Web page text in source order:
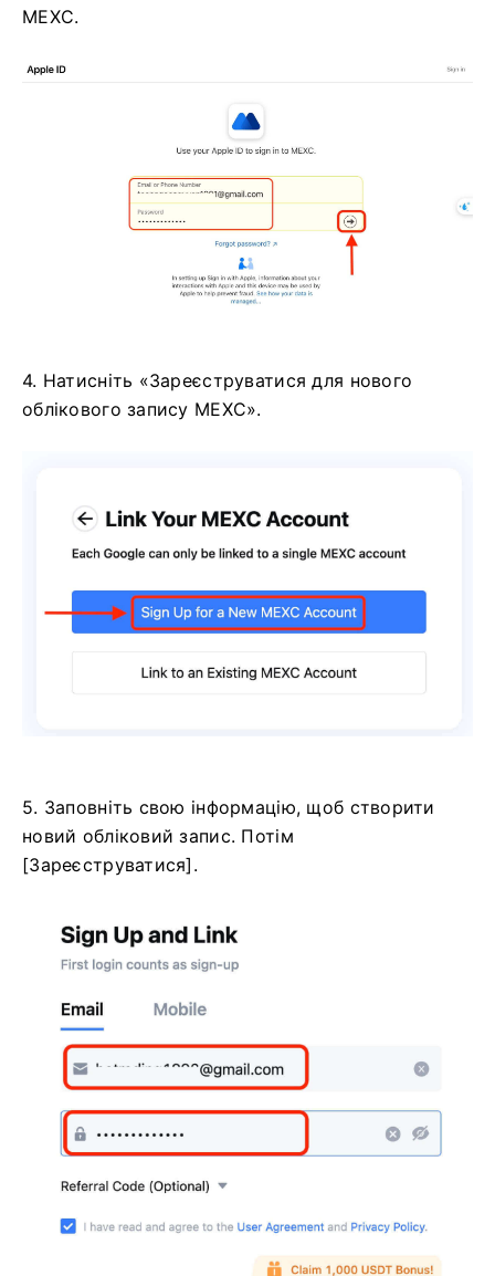
MEXC.
4. Натисніть «Зареєструватися для нового
облікового запису MEXC».
5. Заповніть свою інформацію, щоб створити
новий обліковий запис. Потім
[Зареєструватися].